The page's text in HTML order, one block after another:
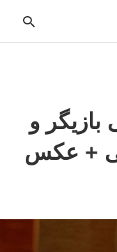
بازیگر و
+ عکس